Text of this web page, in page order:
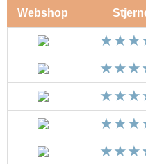
Webshop